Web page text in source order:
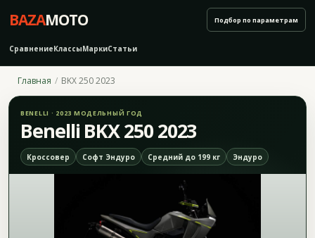
BAZAMOTO
СравнениеКлассыМаркиСтатьи
Подбор по параметрам
Главная BKX 250 2023
BENELLI · 2023 МОДЕЛЬНЫЙ ГОД
Benelli BKX 250 2023
Кроссовер Софт Эндуро Средний до 199 кг Эндуро